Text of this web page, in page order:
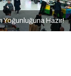
Yoğunluğuna Hazır!